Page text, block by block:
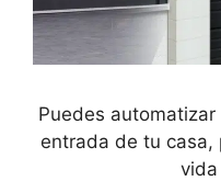
Puedes
entrada de tu casa,